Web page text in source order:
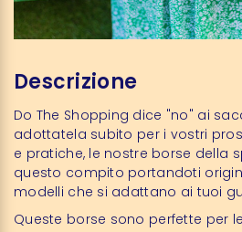
Descrizione
Do The Shopping dice "no" ai
adottatela subito per i vostri
e pratiche, le nostre borse della
questo compito portandoti
modelli che si adattano ai tuoi
Queste borse sono perfette per